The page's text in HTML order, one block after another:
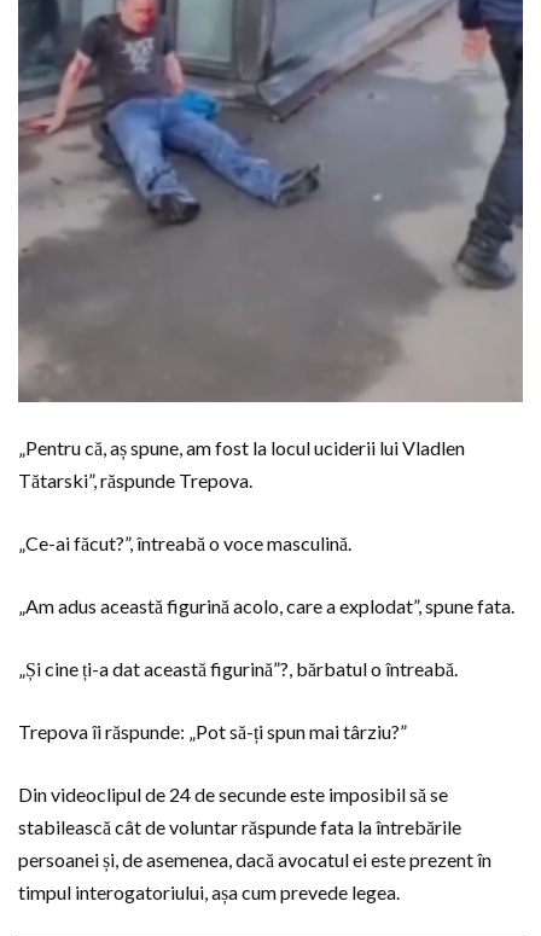
„Pentru că, aș spune, am fost la locul uciderii lui Vladlen
Tătarski”, răspunde Trepova.
„Ce-ai făcut?”, întreabă o voce masculină.
„Am adus această figurină acolo, care a explodat”, spune fata.
„Și cine ți-a dat această figurină”?, bărbatul o întreabă.
Trepova îi răspunde: „Pot să-ți spun mai târziu?”
Din videoclipul de 24 de secunde este imposibil să se
stabilească cât de voluntar răspunde fata la întrebările
persoanei și, de asemenea, dacă avocatul ei este prezent în
timpul interogatoriului, așa cum prevede legea.